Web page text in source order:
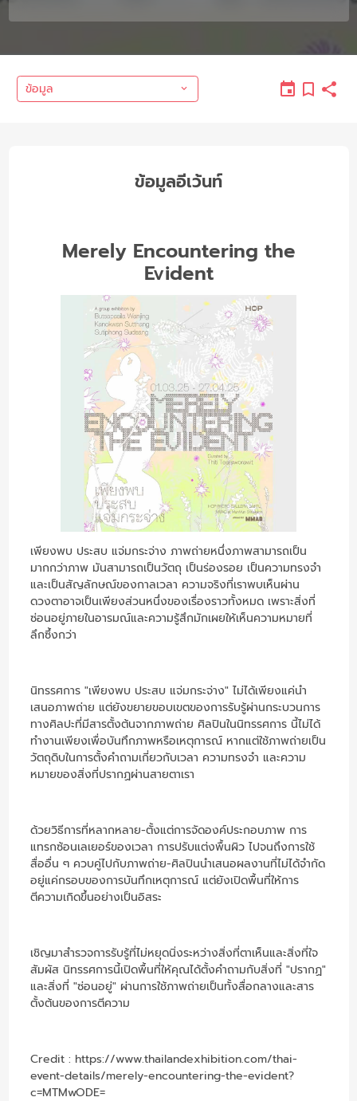
ข้อมูล
ข้อมูลอีเว้นท์
Merely Encountering the
Evident
เพียงพบ ประสบ แจ่มกระจ่าง ภาพถ่ายหนึ่งภาพสามารถเป็น
มากกว่าภาพ มันสามารถเป็นวัตถุ เป็นร่องรอย เป็นความทรงจำ
และเป็นสัญลักษณ์ของกาลเวลา ความจริงที่เราพบเห็นผ่าน
ดวงตาอาจเป็นเพียงส่วนหนึ่งของเรื่องราวทั้งหมด เพราะสิ่งที่
ซ่อนอยู่ภายในอารมณ์และความรู้สึกมักเผยให้เห็นความหมายที่
ลึกซึ้งกว่า
นิทรรศการ "เพียงพบ ประสบ แจ่มกระจ่าง" ไม่ได้เพียงแค่นำ
เสนอภาพถ่าย แต่ยังขยายขอบเขตของการรับรู้ผ่านกระบวนการ
ทางศิลปะที่มีสารตั้งต้นจากภาพถ่าย ศิลปินในนิทรรศการ นี้ไม่ได้
ทำงานเพียงเพื่อบันทึกภาพหรือเหตุการณ์ หากแต่ใช้ภาพถ่ายเป็น
วัตถุดิบในการตั้งคำถามเกี่ยวกับเวลา ความทรงจำ และความ
หมายของสิ่งที่ปรากฏผ่านสายตาเรา
ด้วยวิธีการที่หลากหลาย-ตั้งแต่การจัดองค์ประกอบภาพ การ
แทรกซ้อนเลเยอร์ของเวลา การปรับแต่งพื้นผิว ไปจนถึงการใช้
สื่ออื่น ๆ ควบคู่ไปกับภาพถ่าย-ศิลปินนำเสนอผลงานที่ไม่ได้จำกัด
อยู่แค่กรอบของการบันทึกเหตุการณ์ แต่ยังเปิดพื้นที่ให้การ
ตีความเกิดขึ้นอย่างเป็นอิสระ
เชิญมาสำรวจการรับรู้ที่ไม่หยุดนิ่งระหว่างสิ่งที่ตาเห็นและสิ่งที่ใจ
สัมผัส นิทรรศการนี้เปิดพื้นที่ให้คุณได้ตั้งคำถามกับสิ่งที่ "ปรากฏ"
และสิ่งที่ "ซ่อนอยู่" ผ่านการใช้ภาพถ่ายเป็นทั้งสื่อกลางและสาร
ตั้งต้นของการตีความ
Credit : https://www.thailandexhibition.com/thai-
event-details/merely-encountering-the-evident?
c=MTMwODE=